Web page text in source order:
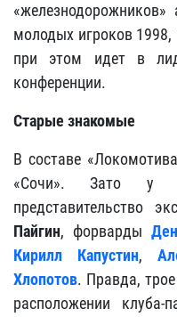
молодых игроков
при этом идет в
конференции.
Старые знакомые
В составе
«Сочи». Зато у
представительство
Пайгин, форварды
Кирилл Капустин,
Хлопотов. Правда,
расположении